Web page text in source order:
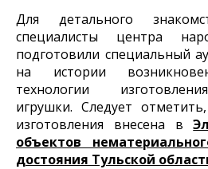
Для детального
специалисты центра
подготовили специальный
на истории
технологии
игрушки. Следует
изготовления внесена в
объектов
достояния Тульской